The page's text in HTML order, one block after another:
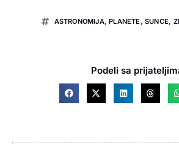
ASTRONOMIJA,PLANETE ,SUNCE,
Podeli sa